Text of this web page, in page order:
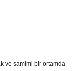
ve samimi bir ortamda